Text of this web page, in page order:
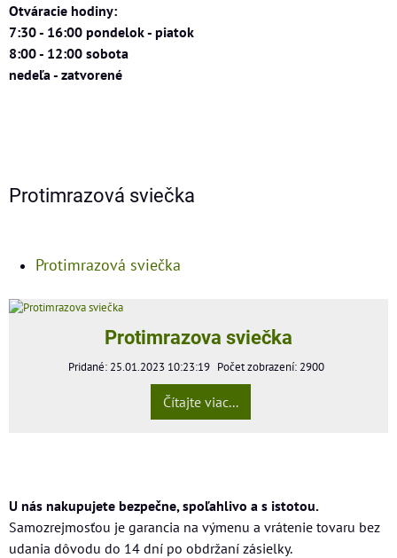
Otváracie hodiny:
7:30 - 16:00 pondelok - piatok
8:00 - 12:00 sobota
nedeľa - zatvorené
Protimrazová sviečka
Protimrazová sviečka
Protimrazova sviečka
Pridané: 25.01.2023 10:23:19 Počet zobrazení: 2900
Čítajte viac...
U nás nakupujete bezpečne, spoľahlivo a s istotou.
Samozrejmosťou je garancia na výmenu a vrátenie tovaru bez
udania dôvodu do 14 dní po obdržaní zásielky.